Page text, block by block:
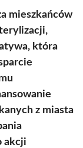
mieszkańców
która
z miasta
akcji